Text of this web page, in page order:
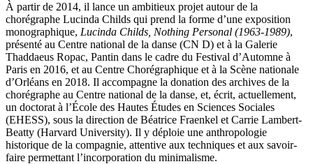
À partir de 2014, il lance un ambitieux projet autour de la
chorégraphe Lucinda Childs qui prend la forme d’une exposition
monographique, Lucinda Childs, Nothing Personal (1963-1989),
présenté au Centre national de la danse (CN D) et à la Galerie
Thaddaeus Ropac, Pantin dans le cadre du Festival d’Automne à
Paris en 2016, et au Centre Chorégraphique et à la Scène nationale
d’Orléans en 2018. Il accompagne la donation des archives de la
chorégraphe au Centre national de la danse, et, écrit, actuellement,
un doctorat à l’École des Hautes Études en Sciences Sociales
(EHESS), sous la direction de Béatrice Fraenkel et Carrie Lambert-
Beatty (Harvard University). Il y déploie une anthropologie
historique de la compagnie, attentive aux techniques et aux savoir-
faire permettant l’incorporation du minimalisme.